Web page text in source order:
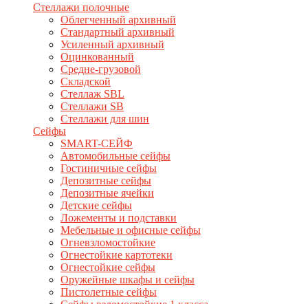
Стеллажи полочные
Облегченный архивный
Стандартный архивный
Усиленный архивный
Оцинкованный
Средне-грузовой
Складской
Стеллаж SBL
Стеллажи SB
Стеллажи для шин
Сейфы
SMART-СЕЙФ
Автомобильные сейфы
Гостиничные сейфы
Депозитные сейфы
Депозитные ячейки
Детские сейфы
Ложементы и подставки
Мебельные и офисные сейфы
Огневзломостойкие
Огнестойкие картотеки
Огнестойкие сейфы
Оружейные шкафы и сейфы
Пистолетные сейфы